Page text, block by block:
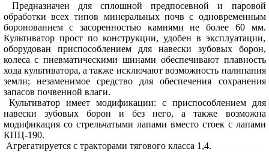
Предназначен для сплошной предпосевной и паровой
обработки всех типов минеральных почв с одновременным
боронованием с засоренностью камнями не более 60 мм.
Культиватор прост по конструкции, удобен в эксплуатации,
оборудован приспособлением для навески зубовых борон,
колеса с пневматическими шинами обеспечивают плавность
хода культиватора, а также исключают возможность налипания
земли; незаменимое средство для обеспечения сохранения
запасов почвенной влаги.
Культиватор имеет модификации: с приспособлением для
навески зубовых борон и без него, а также возможна
модификация со стрельчатыми лапами вместо стоек с лапами
КПЦ-190.
Агрегатируется с тракторами тягового класса 1,4.